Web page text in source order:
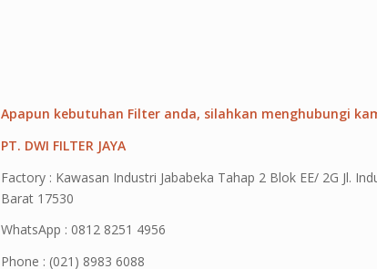
Apapun kebutuhan Filter anda, silahkan menghubungi
PT. DWI FILTER JAYA
Factory : Kawasan Industri Jababeka Tahap 2 Blok EE/ 2G Jl.
Barat 17530
WhatsApp : 0812 8251 4956
Phone : (021) 8983 6088